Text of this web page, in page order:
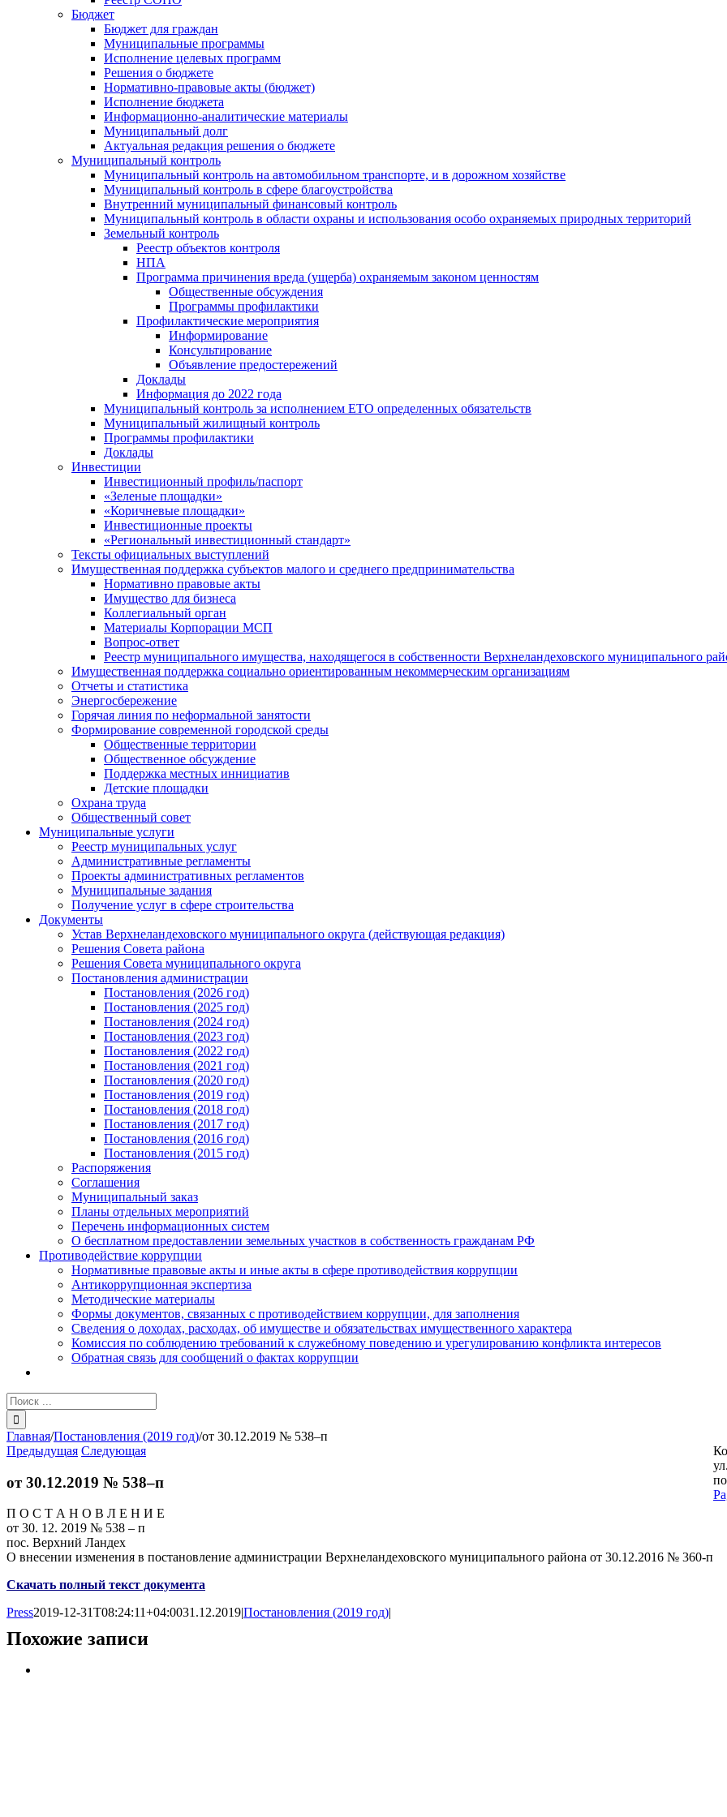
Бюджет
Бюджет для граждан
Муниципальные программы
Исполнение целевых программ
Решения о бюджете
Нормативно-правовые акты (бюджет)
Исполнение бюджета
Информационно-аналитические материалы
Муниципальный долг
Актуальная редакция решения о бюджете
Муниципальный контроль
Муниципальный контроль на автомобильном транспорте, и в дорожном хозяйстве
Муниципальный контроль в сфере благоустройства
Внутренний муниципальный финансовый контроль
Муниципальный контроль в области охраны и использования особо охраняемых природных территорий
Земельный контроль
Реестр объектов контроля
НПА
Программа причинения вреда (ущерба) охраняемым законом ценностям
Общественные обсуждения
Программы профилактики
Профилактические мероприятия
Информирование
Консультирование
Объявление предостережений
Доклады
Информация до 2022 года
Муниципальный контроль за исполнением ЕТО определенных обязательств
Муниципальный жилищный контроль
Программы профилактики
Доклады
Инвестиции
Инвестиционный профиль/паспорт
«Зеленые площадки»
«Коричневые площадки»
Инвестиционные проекты
«Региональный инвестиционный стандарт»
Тексты официальных выступлений
Имущественная поддержка субъектов малого и среднего предпринимательства
Нормативно правовые акты
Имущество для бизнеса
Коллегиальный орган
Материалы Корпорации МСП
Вопрос-ответ
Реестр муниципального имущества, находящегося в собственности Верхнеландеховского муниципального
Имущественная поддержка социально ориентированным некоммерческим организациям
Отчеты и статистика
Энергосбережение
Горячая линия по неформальной занятости
Формирование современной городской среды
Общественные территории
Общественное обсуждение
Поддержка местных иннициатив
Детские площадки
Охрана труда
Общественный совет
Муниципальные услуги
Реестр муниципальных услуг
Административные регламенты
Проекты административных регламентов
Муниципальные задания
Получение услуг в сфере строительства
Документы
Устав Верхнеландеховского муниципального округа (действующая редакция)
Решения Совета района
Решения Совета муниципального округа
Постановления администрации
Постановления (2026 год)
Постановления (2025 год)
Постановления (2024 год)
Постановления (2023 год)
Постановления (2022 год)
Постановления (2021 год)
Постановления (2020 год)
Постановления (2019 год)
Постановления (2018 год)
Постановления (2017 год)
Постановления (2016 год)
Постановления (2015 год)
Распоряжения
Соглашения
Муниципальный заказ
Планы отдельных мероприятий
Перечень информационных систем
О бесплатном предоставлении земельных участков в собственность гражданам РФ
Противодействие коррупции
Нормативные правовые акты и иные акты в сфере противодействия коррупции
Антикоррупционная экспертиза
Методические материалы
Формы документов, связанных с противодействием коррупции, для заполнения
Сведения о доходах, расходах, об имуществе и обязательствах имущественного характера
Комиссия по соблюдению требований к служебному поведению и урегулированию конфликта интересов
Обратная связь для сообщений о фактах коррупции
Результат
поиска:
Главная/Постановления (2019 год)/от 30.12.2019 № 538–п
Предыдущая Следующая
от 30.12.2019 № 538–п
П О С Т А Н О В Л Е Н И Е
от 30. 12. 2019 № 538 – п
пос. Верхний Ландех
О внесении изменения в постановление администрации Верхнеландеховского муниципального района от 30.12.2016 № 360-п
Скачать полный текст документа
Press2019-12-31T08:24:11+04:0031.12.2019|Постановления (2019 год)|
Похожие записи